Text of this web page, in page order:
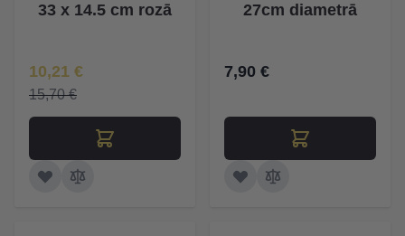
33 x 14.5 cm rozā
Īpaša Cena
10,21 €
15,70 €
27cm diametrā
7,90 €